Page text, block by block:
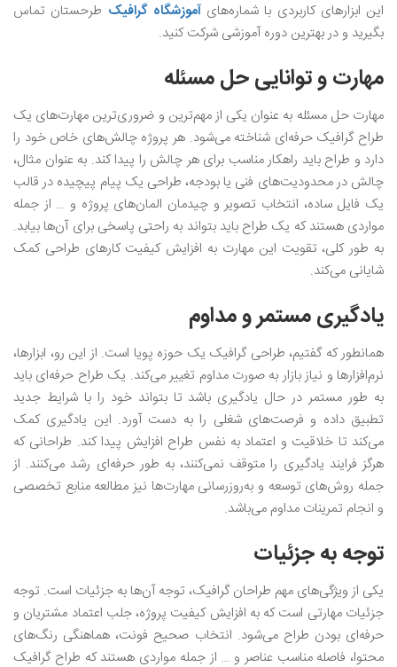
این ابزارهای کاربردی با شماره‌هایآموزشگاه گرافیک طرحستان تماس
بگیرید و در بهترین دوره آموزشی شرکت کنید.
مهارت و توانایی حل مسئله
مهارت حل مسئله به عنوان یکی از مهم‌ترین و ضروری‌ترین مهارت‌های یک
طراح گرافیک حرفه‌ای شناخته می‌شود. هر پروژه چالش‌های خاص خود را
دارد و طراح باید راهکار مناسب برای هر چالش را پیدا کند. به عنوان مثال،
چالش در محدودیت‌های فنی یا بودجه، طراحی یک پیام پیچیده در قالب
یک فایل ساده، انتخاب تصویر و چیدمان المان‌های پروژه و … از جمله
مواردی هستند که یک طراح باید بتواند به راحتی پاسخی برای آن‌ها بیابد.
به طور کلی، تقویت این مهارت به افزایش کیفیت کارهای طراحی کمک
شایانی می‌کند.
یادگیری مستمر و مداوم
همانطور که گفتیم، طراحی گرافیک یک حوزه پویا است. از این رو، ابزارها،
نرم‌افزار‌ها و نیاز بازار به صورت مداوم تغییر می‌کند. یک طراح حرفه‌ای باید
به طور مستمر در حال یادگیری باشد تا بتواند خود را با شرایط جدید
تطبیق داده و فرصت‌های شغلی را به دست آورد. این یادگیری کمک
می‌کند تا خلاقیت و اعتماد به نفس طراح افزایش پیدا کند. طراحانی که
هرگز فرایند یادگیری را متوقف نمی‌کنند، به طور حرفه‌ای رشد می‌کنند. از
جمله روش‌های توسعه و به‌روزرسانی مهارت‌ها نیز مطالعه منابع تخصصی
و انجام تمرینات مداوم می‌باشد.
توجه به جزئیات
یکی از ویژگی‌های مهم طراحان گرافیک، توجه آن‌ها به جزئیات است. توجه
جزئیات مهارتی است که به افزایش کیفیت پروژه، جلب اعتماد مشتریان و
حرفه‌ای بودن طراح می‌شود. انتخاب صحیح فونت، هماهنگی رنگ‌های
محتوا، فاصله مناسب عناصر و … از جمله مواردی هستند که طراح گرافیک